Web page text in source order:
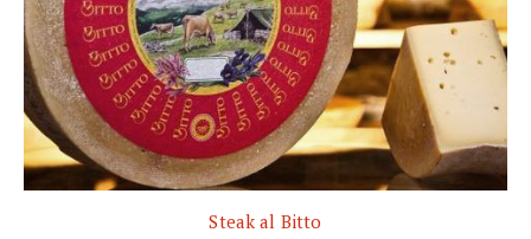
Steak al Bitto